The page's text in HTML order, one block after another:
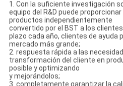
1. Con la suficiente investigación
equipo del R&D puede
productos independientemente
convertido por el BST a los
plazo cada año, clientes de ayuda
mercado más grande;
2. respuesta rápida a las
transformación del cliente en
posible y optimizando
y mejorándolos;
3. completamente garantizar la